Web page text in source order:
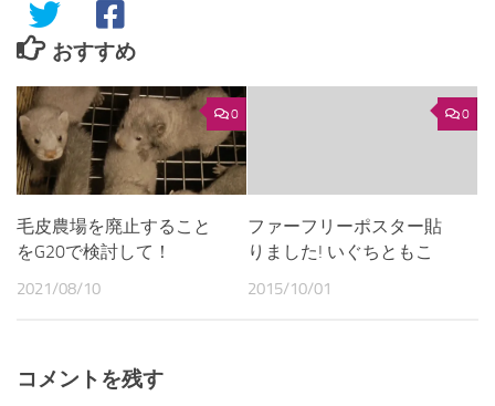
おすすめ
0
毛皮農場を廃止すること
をG20で検討して！
2021/08/10
0
ファーフリーポスター貼
りました! いぐちともこ
2015/10/01
コメントを残す